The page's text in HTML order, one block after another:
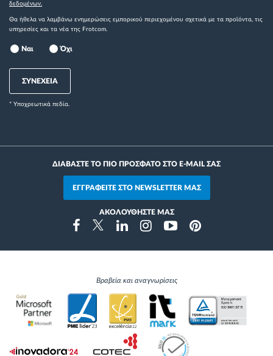
δεδομένων.
Θα ήθελα να λαμβάνω ενημερώσεις εμπορικού περιεχομένου σχετικά με τα προϊόντα, τις
υπηρεσίες και τα νέα της Frotcom.
Ναι Όχι
ΣΥΝΕΧΕΙΑ
* Yποχρεωτικά πεδία.
ΔΙΑΒΑΣΤΕ ΤΟ ΠΙΟ ΠΡΟΣΦΑΤΟ ΣΤΟ E-MAIL ΣΑΣ
ΕΓΓΡΑΦΕΙΤΕ ΣΤΟ NEWSLETTER ΜΑΣ
ΑΚΟΛΟΥΘΗΣΤΕ ΜΑΣ
FacebookTwitterLinkedinInstragramYoutubePinterest
Βραβεία και αναγνωρίσεις